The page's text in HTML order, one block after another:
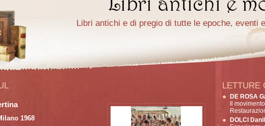
Libri antichi e di pregio di tutte le epoche, eventi
1968
LETTURE
DE ROSA
Il
DOLCI